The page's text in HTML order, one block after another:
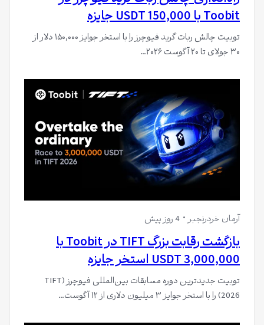
Toobit با 150,000 USDT جایزه
توبیت چالش ربات گرید فیوچرز را با استخر جوایز ۱۵۰,۰۰۰ دلار از
۳۰ جولای تا ۲۰ آگوست ۲۰۲۶…
آرمان خردرنجبر 4 روز پیش
بازگشت رقابت بزرگ TIFT در Toobit با
3,000,000 USDT استخر جایزه
توبیت جدیدترین دوره مسابقات بین‌المللی فیوچرز (TIFT
2026) را با استخر جوایز ۳ میلیون دلاری از ۱۲ آگوست…